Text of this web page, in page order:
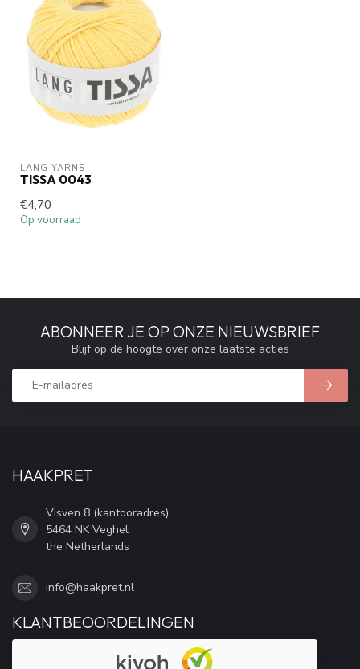
LANG YARNS
TISSA 0043
€4,70
Op voorraad
ABONNEER JE OP ONZE NIEUWSBRIEF
Blijf op de hoogte over onze laatste acties
HAAKPRET
Visven 8 (kantooradres)
5464 NK Veghel
the Netherlands
info@haakpret.nl
KLANTBEOORDELINGEN